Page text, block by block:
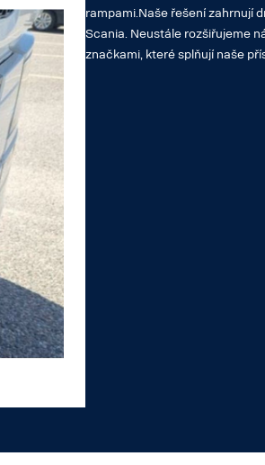
rampami.Naše řešení zahrnují
Scania. Neustále rozšiřujeme
značkami, které splňují naše